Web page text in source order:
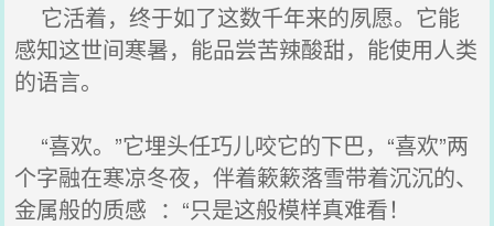
它活着，终于如了这数千年来的夙愿。它能
感知这世间寒暑，能品尝苦辣酸甜，能使用人类
的语言。
“喜欢。”它埋头任巧儿咬它的下巴，“喜欢”两
个字融在寒凉冬夜，伴着簌簌落雪带着沉沉的、
金属般的质感 ：“只是这般模样真难看！